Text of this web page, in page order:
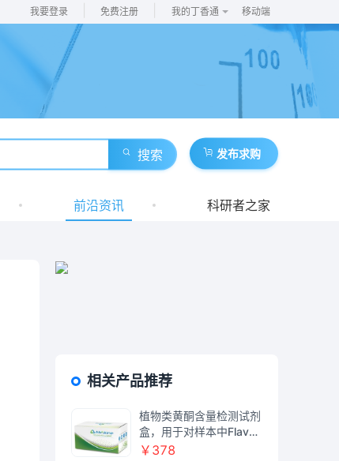
我要登录 免费注册 我的丁香通 移动端
搜索 发布求购
前沿资讯 科研者之家
相关产品推荐
植物类黄酮含量检测试剂
盒，用于对样本中Flavon
oids含量检测，Plant Fla
￥378